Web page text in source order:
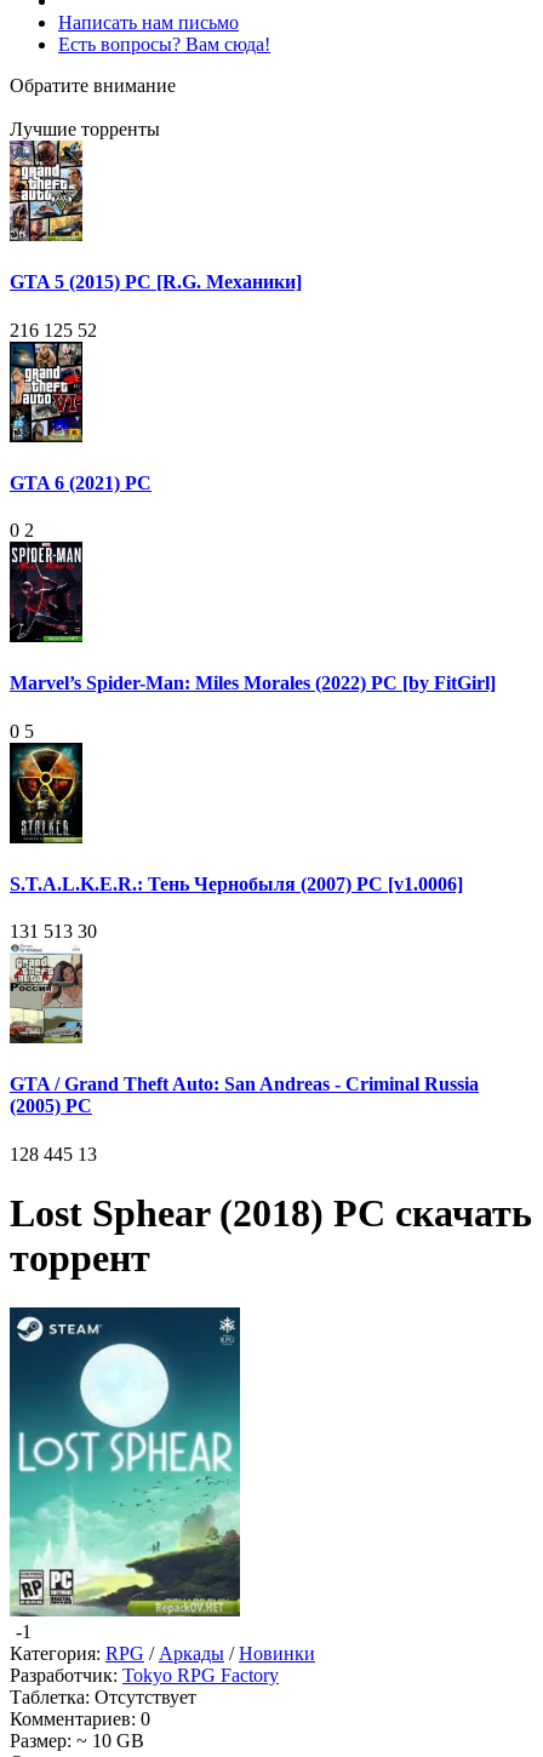
Написать нам письмо
Есть вопросы? Вам сюда!
Обратите внимание
Лучшие торренты
GTA 5 (2015) PC [R.G. Механики]
216 125 52
GTA 6 (2021) PC
0 2
Marvel’s Spider-Man: Miles Morales (2022) PC [by FitGirl]
0 5
S.T.A.L.K.E.R.: Тень Чернобыля (2007) PC [v1.0006]
131 513 30
GTA / Grand Theft Auto: San Andreas - Criminal Russia
(2005) PC
128 445 13
Lost Sphear (2018) PC скачать
торрент
-1
Категория: RPG / Аркады /Новинки
Разработчик: Tokyo RPG Factory
Таблетка: Отсутствует
Комментариев: 0
Размер: ~ 10 GB